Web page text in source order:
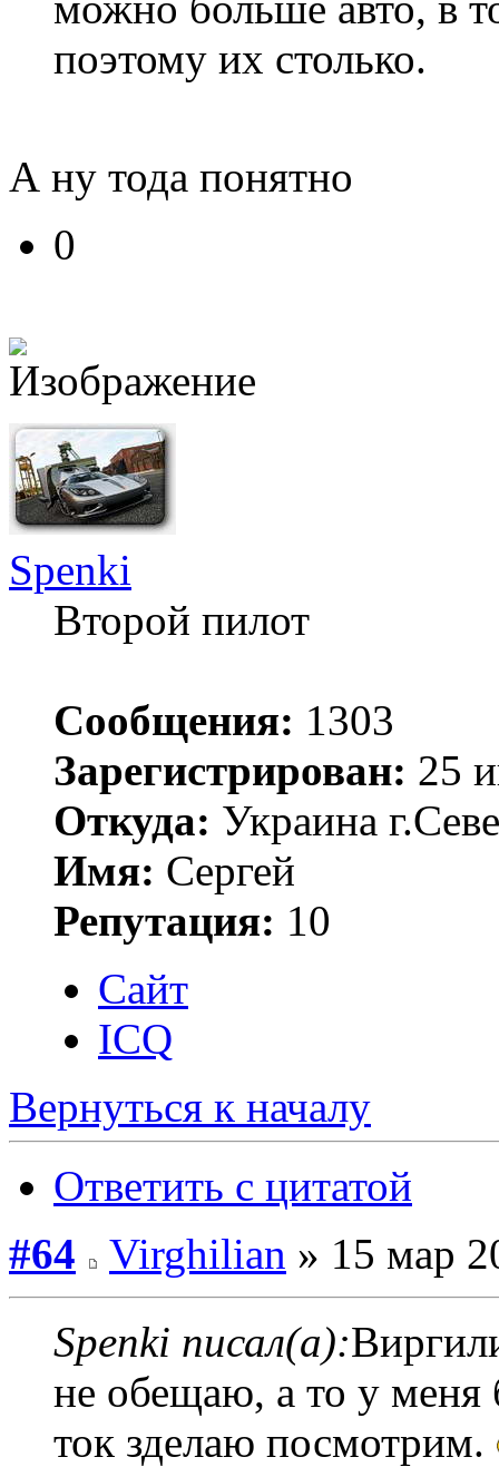
поэтому их столько.
А ну тода понятно
0
Spenki
Второй пилот
Сообщения: 1303
Зарегистрирован: 25
Откуда: Украина
Имя: Сергей
Репутация: 10
Сайт
ICQ
Вернуться к началу
Ответить с цитатой
#64
Virghilian » 15 мар
Spenki писал(а):
не обещаю, а то у меня
ток зделаю посмотрим.